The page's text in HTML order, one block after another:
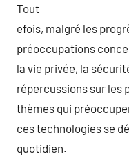
Tout
efois, malgré les
préoccupations
la vie privée, la
répercussions sur les
thèmes qui
ces technologies se
quotidien.